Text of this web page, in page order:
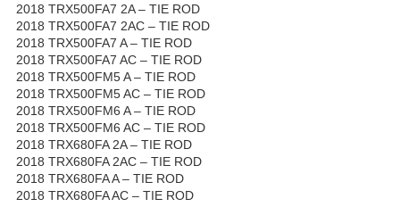
2018 TRX500FA7 2A – TIE ROD
2018 TRX500FA7 2AC – TIE ROD
2018 TRX500FA7 A – TIE ROD
2018 TRX500FA7 AC – TIE ROD
2018 TRX500FM5 A – TIE ROD
2018 TRX500FM5 AC – TIE ROD
2018 TRX500FM6 A – TIE ROD
2018 TRX500FM6 AC – TIE ROD
2018 TRX680FA 2A – TIE ROD
2018 TRX680FA 2AC – TIE ROD
2018 TRX680FA A – TIE ROD
2018 TRX680FA AC – TIE ROD